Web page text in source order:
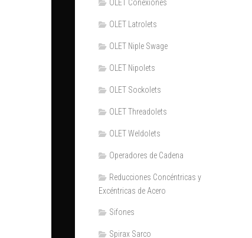
OLET Conexiones
OLET Latrolets
OLET Niple Swage
OLET Nipolets
OLET Sockolets
OLET Threadolets
OLET Weldolets
Operadores de Cadena
Reducciones Concéntricas y
Excéntricas de Acero
Sifones
Spirax Sarco